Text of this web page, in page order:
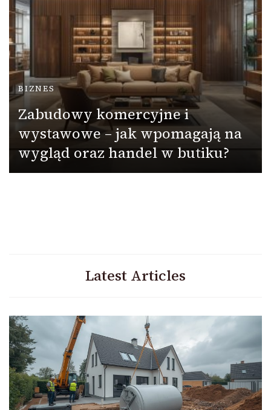
BIZNES
Zabudowy komercyjne i
wystawowe – jak wpomagają na
wygląd oraz handel w butiku?
Latest Articles